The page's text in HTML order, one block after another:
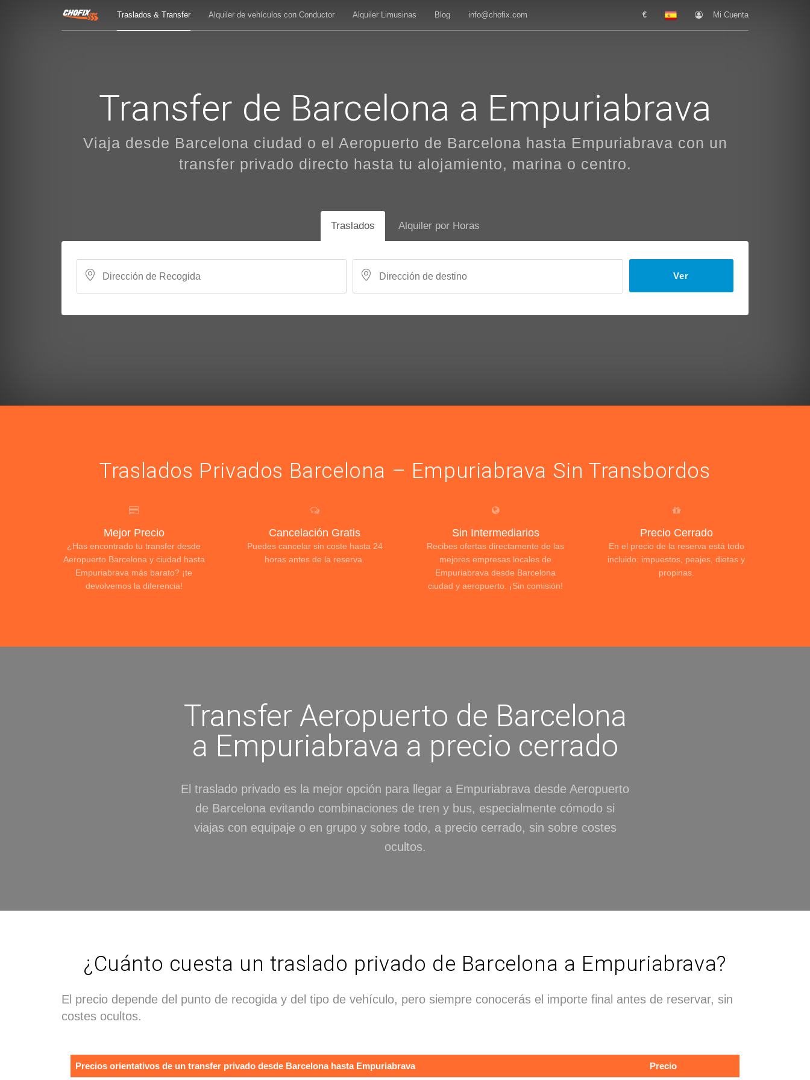
Traslados & Transfer Alquiler de vehículos con Conductor Alquiler Limusinas Blog info@chofix.com € Mi Cuenta
Transfer de Barcelona a Empuriabrava
Viaja desde Barcelona ciudad o el Aeropuerto de Barcelona hasta Empuriabrava con un
transfer privado directo hasta tu alojamiento, marina o centro.
Traslados Alquiler por Horas
Ver
Traslados Privados Barcelona – Empuriabrava Sin Transbordos
Mejor Precio
¿Has encontrado tu transfer desde
Aeropuerto Barcelona y ciudad hasta
Empuriabrava más barato? ¡te
devolvemos la diferencia!
Cancelación Gratis
Puedes cancelar sin coste hasta 24
horas antes de la reserva.
Sin Intermediarios
Recibes ofertas directamente de las
mejores empresas locales de
Empuriabrava desde Barcelona
ciudad y aeropuerto. ¡Sin comisión!
Precio Cerrado
En el precio de la reserva está todo
incluido: impuestos, peajes, dietas y
propinas.
Transfer Aeropuerto de Barcelona
a Empuriabrava a precio cerrado
El traslado privado es la mejor opción para llegar a Empuriabrava desde Aeropuerto
de Barcelona evitando combinaciones de tren y bus, especialmente cómodo si
viajas con equipaje o en grupo y sobre todo, a precio cerrado, sin sobre costes
ocultos.
¿Cuánto cuesta un traslado privado de Barcelona a Empuriabrava?
El precio depende del punto de recogida y del tipo de vehículo, pero siempre conocerás el importe final antes de reservar, sin
costes ocultos.
Precios orientativos de un transfer privado desde Barcelona hasta Empuriabrava Precio